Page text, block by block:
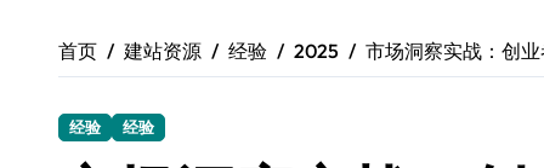
MySQL事务精要：iOS后端开发科技实战
首页 建站资源 经验 2025 市场洞察实战：创
经验 经验